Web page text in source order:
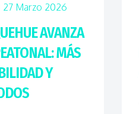
27 Marzo 2026
AVANZA
MÁS
Y